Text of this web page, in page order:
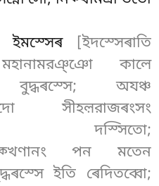
ইমস্সেৰ
[ইদস্সেৰাতি
কালে
বুদ্ধৰস্সে; অযঞ্চ
সীহল়রাজৰংসং
দস্সিতো;
পন মতেন
ইতি ৰেদিতব্বো;